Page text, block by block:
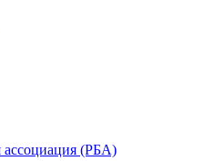
ассоциация (РБА)